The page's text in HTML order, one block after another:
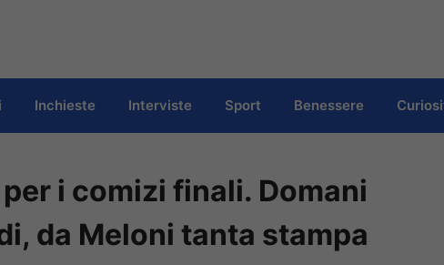
Inchieste Interviste Sport Benessere
i comizi finali. Domani
da Meloni tanta stampa